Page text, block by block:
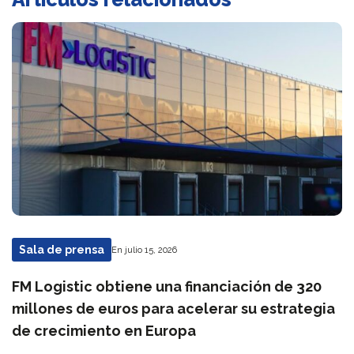
Sala de prensa En julio 15, 2026
FM Logistic obtiene una financiación de 320
millones de euros para acelerar su estrategia
de crecimiento en Europa